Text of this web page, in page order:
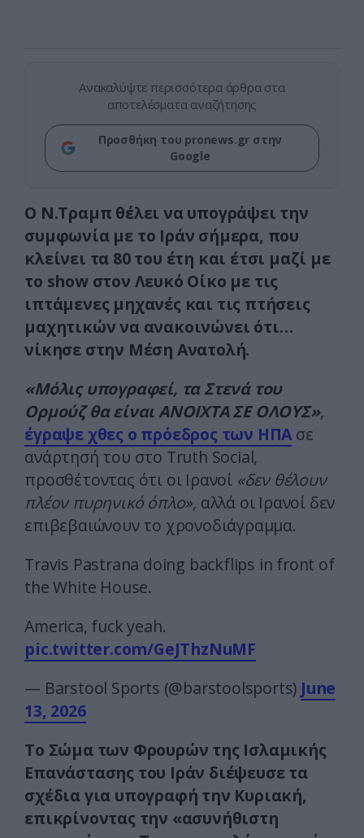
Ανακαλύψτε περισσότερα άρθρα στα
αποτελέσματα αναζήτησης
Προσθήκη του pronews.gr στην
Google
Ο Ν.Τραμπ θέλει να υπογράψει την
συμφωνία με το Ιράν σήμερα, που
κλείνει τα 80 του έτη και έτσι μαζί με
το show στον Λευκό Οίκο με τις
ιπτάμενες μηχανές και τις πτήσεις
μαχητικών να ανακοινώνει ότι…
νίκησε στην Μέση Ανατολή.
«Μόλις υπογραφεί, τα Στενά του
Ορμούζ θα είναι ΑΝΟΙΧΤΑ ΣΕ ΟΛΟΥΣ»,
έγραψε χθες ο πρόεδρος των ΗΠΑ σε
ανάρτησή του στο Truth Social,
προσθέτοντας ότι οι Ιρανοί «δεν θέλουν
πλέον πυρηνικό όπλο», αλλά οι Ιρανοί δεν
επιβεβαιώνουν το χρονοδιάγραμμα.
Travis Pastrana doing backflips in front of
the White House.
America, fuck yeah.
pic.twitter.com/GeJThzNuMF
— Barstool Sports (@barstoolsports) June
13, 2026
Το Σώμα των Φρουρών της Ισλαμικής
Επανάστασης του Ιράν διέψευσε τα
σχέδια για υπογραφή την Κυριακή,
επικρίνοντας την «ασυνήθιστη